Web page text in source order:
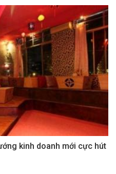
kinh doanh mới cực hút